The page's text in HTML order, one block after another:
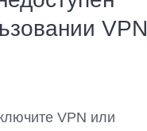
VPN
VPN или